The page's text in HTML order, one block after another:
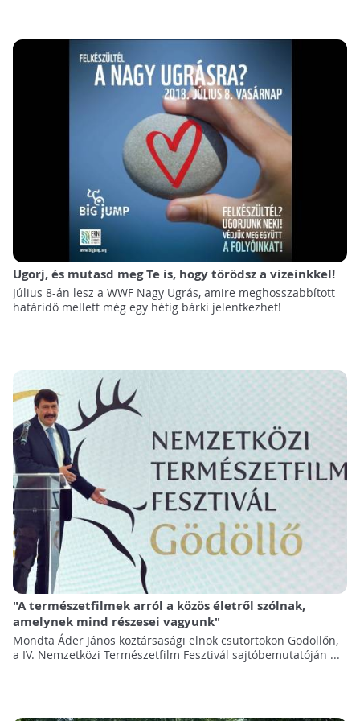
Ugorj, és mutasd meg Te is, hogy törődsz a vizeinkkel!
Július 8-án lesz a WWF Nagy Ugrás, amire meghosszabbított
határidő mellett még egy hétig bárki jelentkezhet!
"A természetfilmek arról a közös életről szólnak,
amelynek mind részesei vagyunk"
Mondta Áder János köztársasági elnök csütörtökön Gödöllőn,
a IV. Nemzetközi Természetfilm Fesztivál sajtóbemutatóján ...